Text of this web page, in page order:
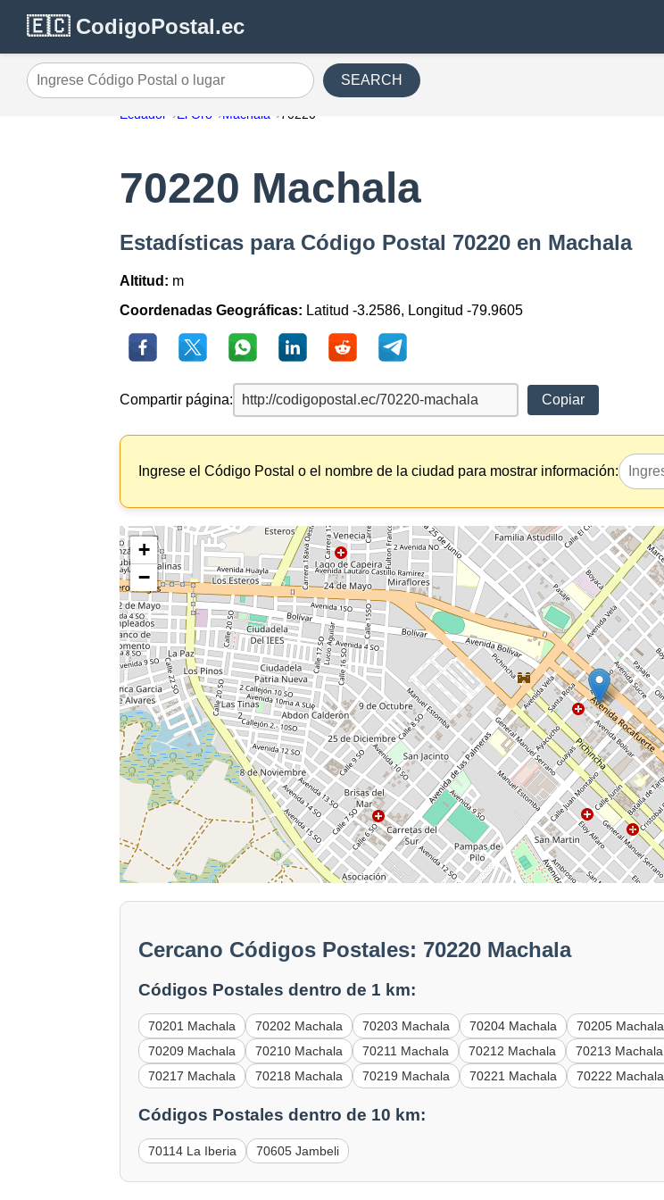
🇪🇨 CodigoPostal.ec
Ingrese Código Postal o lugar SEARCH
Ecuador El Oro Machala 70220
70220 Machala
Estadísticas para Código Postal 70220 en Machala
Altitud: m
Coordenadas Geográficas: Latitud -3.2586, Longitud -79.9605
Compartir página: Copiar
Ingrese el Código Postal o el nombre de la ciudad para mostrar información:
+
−
Cercano Códigos Postales: 70220 Machala
Códigos Postales dentro de 1 km:
70201 Machala 70202 Machala 70203 Machala 70204 Machala 70205 Machala
70209 Machala
70210 Machala 70211 Machala 70212 Machala 70213 Machala
70217 Machala
70218 Machala 70219 Machala 70221 Machala 70222 Machala
Códigos Postales dentro de 10 km:
70114 La Iberia 70605 Jambeli